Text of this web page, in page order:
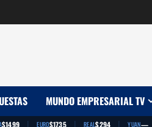
MUNDO EMPRESARIAL TV
$1499 | EURO$1735 | REAL$294 | YUAN—